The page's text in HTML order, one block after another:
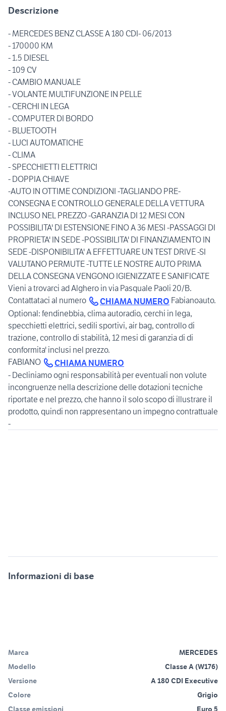
Descrizione
- MERCEDES BENZ CLASSE A 180 CDI- 06/2013
- 170000 KM
- 1.5 DIESEL
- 109 CV
- CAMBIO MANUALE
- VOLANTE MULTIFUNZIONE IN PELLE
- CERCHI IN LEGA
- COMPUTER DI BORDO
- BLUETOOTH
- LUCI AUTOMATICHE
- CLIMA
- SPECCHIETTI ELETTRICI
- DOPPIA CHIAVE
-AUTO IN OTTIME CONDIZIONI -TAGLIANDO PRE-
CONSEGNA E CONTROLLO GENERALE DELLA VETTURA
INCLUSO NEL PREZZO -GARANZIA DI 12 MESI CON
POSSIBILITA' DI ESTENSIONE FINO A 36 MESI -PASSAGGI DI
PROPRIETA' IN SEDE -POSSIBILITA' DI FINANZIAMENTO IN
SEDE -DISPONIBILITA' A EFFETTUARE UN TEST DRIVE -SI
VALUTANO PERMUTE -TUTTE LE NOSTRE AUTO PRIMA
DELLA CONSEGNA VENGONO IGIENIZZATE E SANIFICATE
Vieni a trovarci ad Alghero in via Pasquale Paoli 20/B.
Contattataci al numero
CHIAMA NUMERO Fabianoauto.
Optional: fendinebbia, clima autoradio, cerchi in lega,
specchietti elettrici, sedili sportivi, air bag, controllo di
trazione, controllo di stabilità, 12 mesi di garanzia di di
conformita' inclusi nel prezzo.
FABIANO
CHIAMA NUMERO
- Decliniamo ogni responsabilità per eventuali non volute
incongruenze nella descrizione delle dotazioni tecniche
riportate e nel prezzo, che hanno il solo scopo di illustrare il
prodotto, quindi non rappresentano un impegno contrattuale
Informazioni di base
Marca
MERCEDES
Modello
Classe A (W176)
Versione
A 180 CDI Executive
Colore
Grigio
Classe emissioni
Euro 5